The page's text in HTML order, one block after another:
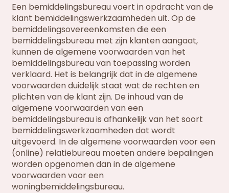
Een bemiddelingsbureau voert in opdracht van de
klant bemiddelingswerkzaamheden uit. Op de
bemiddelingsovereenkomsten die een
bemiddelingsbureau met zijn klanten aangaat,
kunnen de algemene voorwaarden van het
bemiddelingsbureau van toepassing worden
verklaard. Het is belangrijk dat in de algemene
voorwaarden duidelijk staat wat de rechten en
plichten van de klant zijn. De inhoud van de
algemene voorwaarden van een
bemiddelingsbureau is afhankelijk van het soort
bemiddelingswerkzaamheden dat wordt
uitgevoerd. In de algemene voorwaarden voor een
(online) relatiebureau moeten andere bepalingen
worden opgenomen dan in de algemene
voorwaarden voor een
woningbemiddelingsbureau.